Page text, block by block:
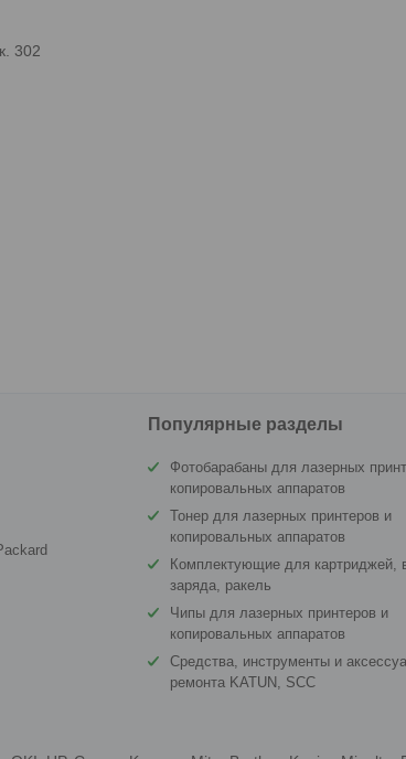
302
Популярные разделы
Фотобарабаны для лазерных
копировальных аппаратов
Тонер для лазерных принтеров и
копировальных аппаратов
Комплектующие для картриджей,
заряда, ракель
Чипы для лазерных принтеров и
копировальных аппаратов
Средства, инструменты и
ремонта KATUN, SCC